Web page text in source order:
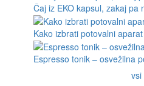
Čaj iz EKO kapsul, zakaj pa
Kako izbrati potovalni
Espresso tonik – osvežilna
vsi